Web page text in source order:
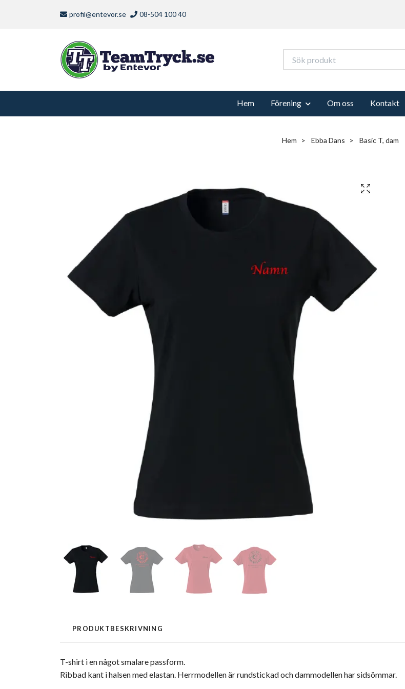
profil@entevor.se 08-504 100 40
Hem Förening Om oss Kontakt
Hem Ebba Dans Basic T, dam
PRODUKTBESKRIVNING
T-shirt i en något smalare passform.
Ribbad kant i halsen med elastan. Herrmodellen är rundstickad och dammodellen har sidsömmar.